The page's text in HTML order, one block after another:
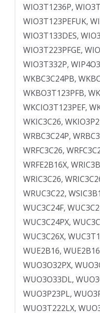
WIO3T1236P,
WIO3T123PEFUK,
WIO3T133DES,
WIO3T223PFGE,
WIO3T332P,
WKBC3C24PB,
WKBO3T123PFB,
WKCIO3T123PEF,
WKIC3C26,
WRBC3C24P,
WRFC3C26,
WRFE2B16X,
WRIC3C26,
WRUC3C22,
WUC3C24F,
WUC3C24PX,
WUC3C26X,
WUE2B16,
WUO3O32PX,
WUO3O33DL,
WUO3P23PL,
WUO3T222LX,